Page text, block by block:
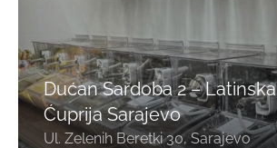
Dućan Sardoba 2 – Latinska
Ćuprija Sarajevo
Ul. Zelenih Beretki 30, Sarajevo